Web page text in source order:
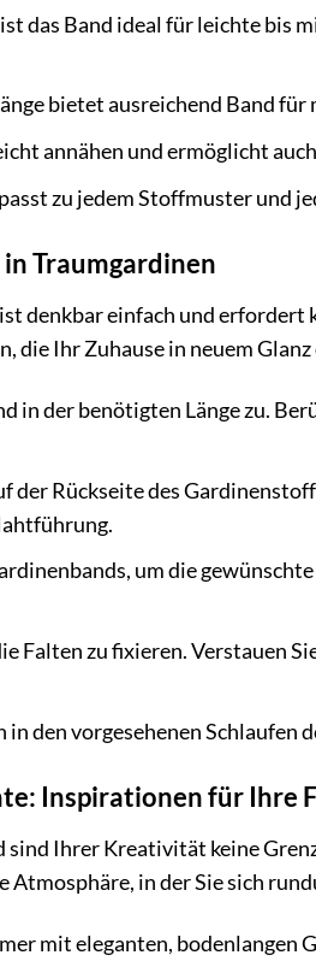
das Band ideal für leichte bis
bietet ausreichend Band
annähen und ermöglicht
zu jedem Stoffmuster und
Traumgardinen
denkbar einfach und erfordert
die Ihr Zuhause in neuem
in der benötigten Länge zu.
der Rückseite des
um die
Falten zu fixieren. Verstauen
den vorgesehenen Schlaufen
Inspirationen für Ihre
Ihrer Kreativität keine
in der Sie sich
mit eleganten, bodenlangen